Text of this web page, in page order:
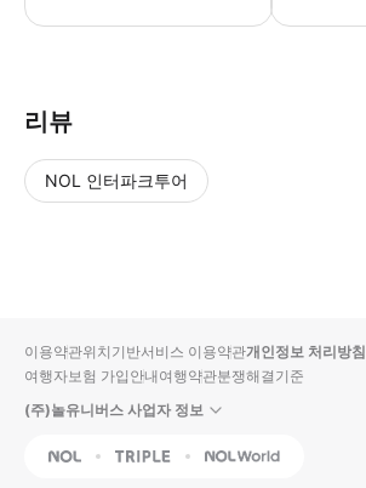
리뷰
NOL 인터파크투어
입니
다.
순
상
이용약관위치기반서비스 이용약관개인정보 처리방침
여행자보험 가입안내여행약관분쟁해결기준
(주)놀유니버스 사업자 정보
NOL Triple Interpark Global